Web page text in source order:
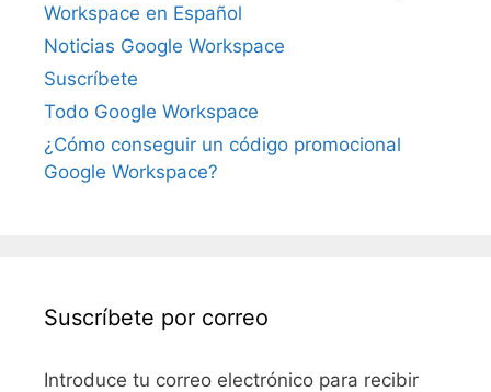
Workspace en Español
Noticias Google Workspace
Suscríbete
Todo Google Workspace
¿Cómo conseguir un código promocional
Google Workspace?
Suscríbete por correo
Introduce tu correo electrónico para recibir